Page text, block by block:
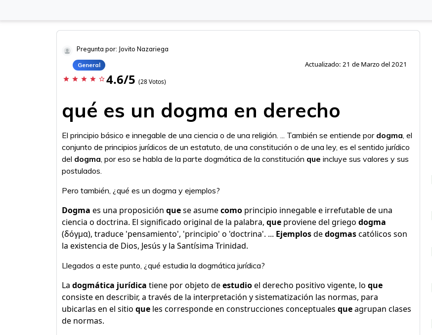
Pregunta por: Jovito Nazariega
General Actualizado: 21 de Marzo del 2021
star star star star star_border 4.6/5 (28 Votos)
qué es un dogma en derecho
El principio básico e innegable de una ciencia o de una religión. ... También se entiende por dogma, el
conjunto de principios jurídicos de un estatuto, de una constitución o de una ley, es el sentido jurídico
del dogma, por eso se habla de la parte dogmática de la constitución que incluye sus valores y sus
postulados.
Pero también, ¿qué es un dogma y ejemplos?
Dogma es una proposición quese asumecomo principio innegable e irrefutable de una
ciencia o doctrina. El significado original de la palabra, que proviene del griego dogma
(δόγμα), traduce 'pensamiento', 'principio' o 'doctrina'. ... Ejemplosdedogmascatólicos son
la existencia de Dios, Jesús y la Santísima Trinidad.
Llegados a este punto, ¿qué estudia la dogmática jurídica?
La dogmática jurídica tiene por objeto deestudioel derecho positivo vigente, lo que
consiste en describir, a través de la interpretación y sistematización las normas, para
ubicarlas en el sitio que les corresponde en construcciones conceptuales queagrupan clases
de normas.